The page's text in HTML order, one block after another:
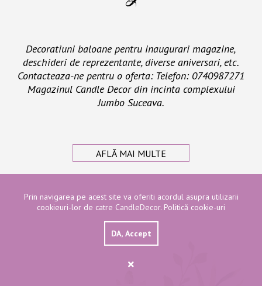
Decoratiuni baloane pentru inaugurari magazine,
deschideri de reprezentante, diverse aniversari, etc.
Contacteaza-ne pentru o oferta: Telefon: 0740987271
Magazinul Candle Decor din incinta complexului
Jumbo Suceava.
AFLĂ MAI MULTE
Prin navigarea pe acest site va oferiti acordul asupra utilizarii
cookieuri-lor de catre CandleDecor. Politică cookie-uri
DA, Accept